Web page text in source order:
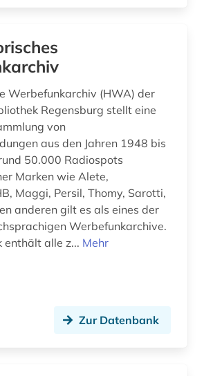
Werbefunkarchiv (HWA) der
Regensburg stellt eine
von
aus den Jahren 1948 bis
50.000 Radiospots
Marken wie Alete,
Maggi, Persil, Thomy, Sarotti,
anderen gilt es als eines der
Werbefunkarchive.
enthält alle z... Mehr
Zur Datenbank